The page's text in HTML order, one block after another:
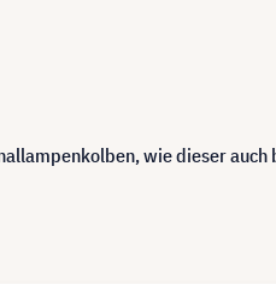
wie dieser